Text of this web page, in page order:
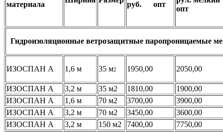
материала руб. опт
опт
Гидроизоляционные ветрозащитные паропроницаемые
ИЗОСПАН А 1,6 м 35 м2 1950,00 2050,00
ИЗОСПАН А 3,2 м 35 м2 1810,00
1900,00
ИЗОСПАН А
1,6 м 70 м2 3700,00
3900,00
ИЗОСПАН А
3,2 м 70 м2 3450,00
3600,00
ИЗОСПАН А
3,2 м 150 м2 7400,00 7750,00